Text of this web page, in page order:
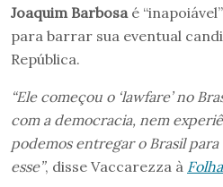
Joaquim Barbosaé
para barrar sua eventual
República.
“Ele começou o ‘lawfare’ no
com a democracia, nem
podemos entregar o Brasil
esse”, disse Vaccarezza à Folha